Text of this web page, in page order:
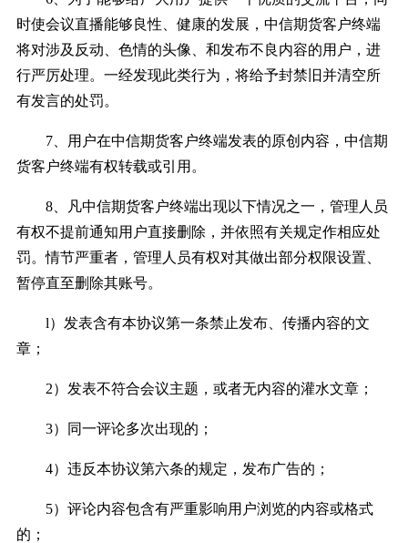
时使会议直播能够良性、健康的发展，中信期货客户终端
将对涉及反动、色情的头像、和发布不良内容的用户，进
行严厉处理。一经发现此类行为，将给予封禁旧并清空所
有发言的处罚。
7、用户在中信期货客户终端发表的原创内容，中信期
货客户终端有权转载或引用。
8、凡中信期货客户终端出现以下情况之一，管理人员
有权不提前通知用户直接删除，并依照有关规定作相应处
罚。情节严重者，管理人员有权对其做出部分权限设置、
暂停直至删除其账号。
l）发表含有本协议第一条禁止发布、传播内容的文
章；
2）发表不符合会议主题，或者无内容的灌水文章；
3）同一评论多次出现的；
4）违反本协议第六条的规定，发布广告的；
5）评论内容包含有严重影响用户浏览的内容或格式
的；